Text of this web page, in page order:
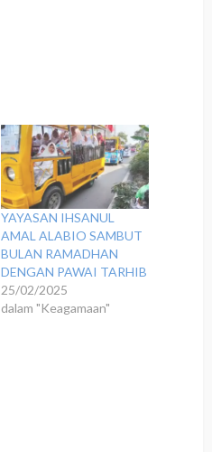
YAYASAN IHSANUL
AMAL ALABIO SAMBUT
BULAN RAMADHAN
DENGAN PAWAI TARHIB
25/02/2025
dalam "Keagamaan"